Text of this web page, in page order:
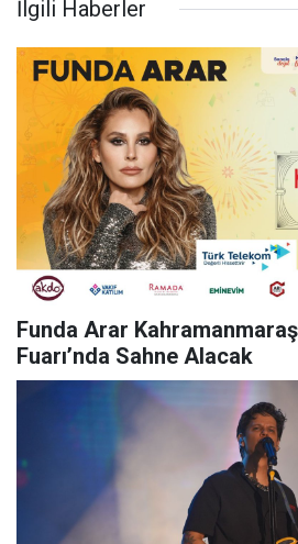
İlgili Haberler
Funda Arar
Fuarı’nda Sahne Alacak